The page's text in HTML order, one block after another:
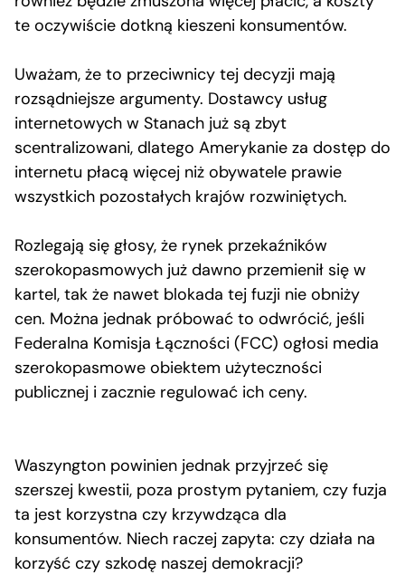
te oczywiście dotkną kieszeni konsumentów.
Uważam, że to przeciwnicy tej decyzji mają
rozsądniejsze argumenty. Dostawcy usług
internetowych w Stanach już są zbyt
scentralizowani, dlatego Amerykanie za dostęp do
internetu płacą więcej niż obywatele prawie
wszystkich pozostałych krajów rozwiniętych.
Rozlegają się głosy, że rynek przekaźników
szerokopasmowych już dawno przemienił się w
kartel, tak że nawet blokada tej fuzji nie obniży
cen. Można jednak próbować to odwrócić, jeśli
Federalna Komisja Łączności (FCC) ogłosi media
szerokopasmowe obiektem użyteczności
publicznej i zacznie regulować ich ceny.
Waszyngton powinien jednak przyjrzeć się
szerszej kwestii, poza prostym pytaniem, czy fuzja
ta jest korzystna czy krzywdząca dla
konsumentów. Niech raczej zapyta: czy działa na
korzyść czy szkodę naszej demokracji?